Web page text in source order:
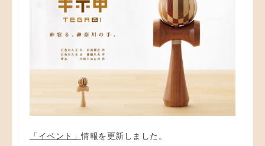
「イベント」情報を更新しました。